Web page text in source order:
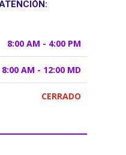
8:00 AM - 4:00 PM
8:00 AM - 12:00 MD
CERRADO